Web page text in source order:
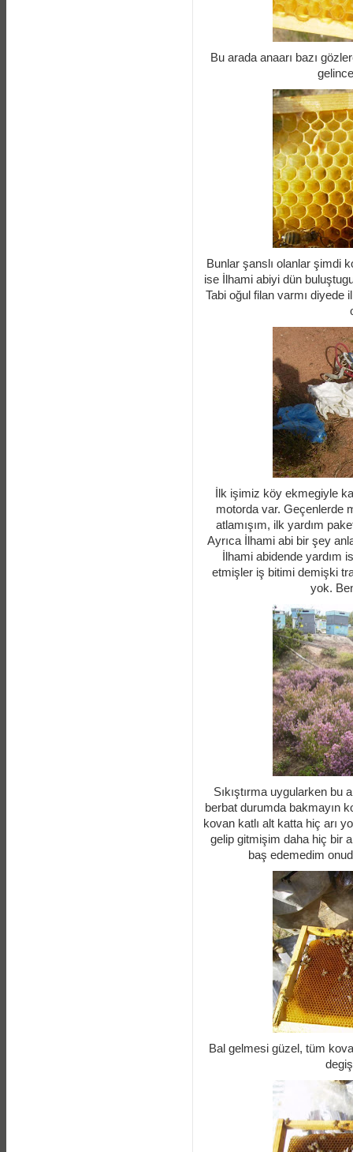
Bu arada anaarı bazı
Bunlar şanslı olanlar şimdi
ise İlhami abiyi dün
Tabi oğul filan varmı diyede
İlk işimiz köy ekmegiyle
motorda var. Geçenlerde
atlamışım, ilk yardım
Ayrıca İlhami abi bir şey
İlhami abidende yardım
etmişler iş bitimi demişki
yok.
Sıkıştırma uygularken bu
berbat durumda bakmayın
kovan katlı alt katta hiç arı
gelip gitmişim daha hiç bir
baş edemedim
Bal gelmesi güzel, tüm